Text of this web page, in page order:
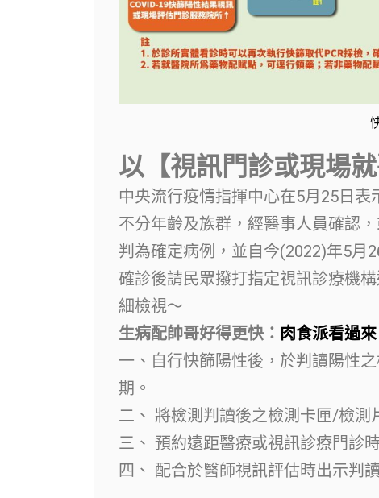
以【視訊門診或現場
中央流行疫情指揮中心在5月25日表
不分年齡及族群，經醫事人員確認
判為確定病例，並自今(2022)年5月
確診後請民眾撥打指定視訊診療機
細檢視～
生病配帥哥好得更快： 肉食派看過
一、自行快篩陽性後，於判讀陽性
期。
二、 將檢測判讀後之檢測卡匣/檢測
三、 預約遠距醫療或視訊診療門診
四、 配合於醫師視訊評估時出示判